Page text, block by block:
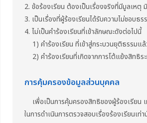
2. ข้อร้องเรียน ต้องเป็นเรื่องจริงที่มีมูลเหตุ
3. เป็นเรื่องที่ผู้ร้องเรียนได้รับความไม่ชอบธ
4. ไม่เป็นคำร้องเรียนที่เข้าลักษณะดังต่อไปนี้
1) คำร้องเรียน ที่เข้าสู่กระบวนยุติธรรมแ
2) คำร้องเรียนที่เกิดจากการโต้แย้งสิทธิร
การคุ้มครองข้อมูลส่วนบุคคล
เพื่อเป็นการคุ้มครองสิทธิของผู้ร้องเรียน
ในการดำเนินการตรวจสอบเรื่องร้องเรียนเท่